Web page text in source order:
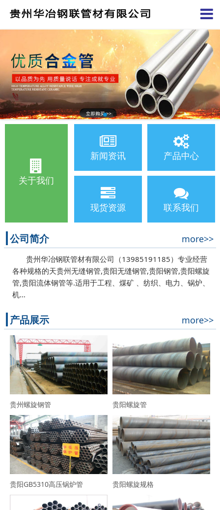
关于我们
新闻资讯 产品中心
现货资源 联系我们
公司简介 more>>
贵州华冶钢联管材有限公司（13985191185）专业经营
各种规格的天贵州无缝钢管,贵阳无缝钢管,贵阳钢管,贵阳螺旋
管,贵阳流体钢管等.适用于工程、煤矿 、纺织、电力、锅炉、
机…
产品展示 more>>
贵州螺旋钢管 贵阳螺旋管
贵阳GB5310高压锅炉管 贵阳螺旋规格